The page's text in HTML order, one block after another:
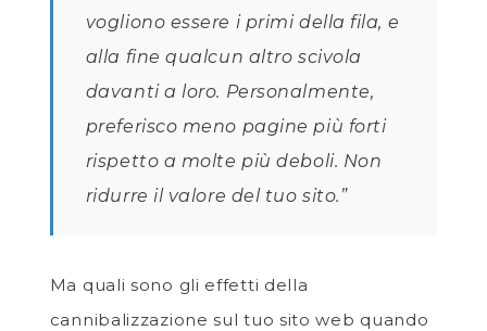
vogliono essere i primi della fila, e
alla fine qualcun altro scivola
davanti a loro. Personalmente,
preferisco meno pagine più forti
rispetto a molte più deboli. Non
ridurre il valore del tuo sito.”
Ma quali sono gli effetti della
cannibalizzazione sul tuo sito web quando